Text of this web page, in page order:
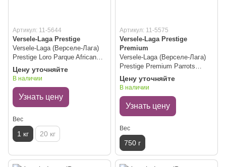
Артикул: 11-5644
Versele-Laga Prestige
Versele-Laga (Верселе-Лага)
Prestige Loro Parque African
Parakeet Mix - зерновая смесь
полнорационный корм для
карликовых попугаев - 1 кг
Цену уточняйте
В наличии
Узнать цену
Вес
1 кг 20 кг
Артикул: 11-5575
Versele-Laga Prestige
Premium
Versele-Laga (Верселе-Лага)
Prestige Premium Parrots
Exotic Nuts Mix - зерновая
смесь с цельными орехами
0.75 кг
Цену уточняйте
В наличии
Узнать цену
Вес
750 г